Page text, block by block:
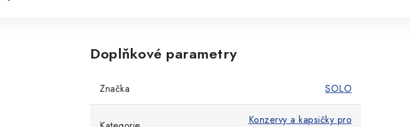
Doplňkové parametry
Značka SOLO
Konzervy a kapsičky pro